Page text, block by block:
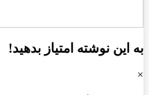
به این نوشته امتیاز بدهید!
×